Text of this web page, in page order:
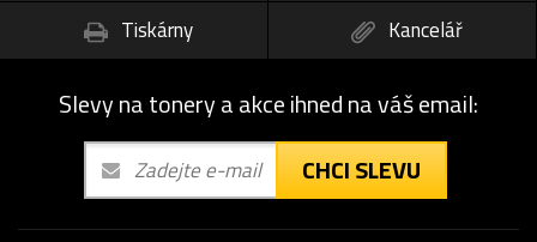
Tiskárny
Kancelář
Slevy na tonery a akce ihned na váš email:
CHCI SLEVU